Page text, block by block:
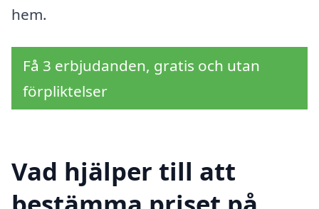
hem.
Få 3 erbjudanden, gratis och utan
förpliktelser
Vad hjälper till att